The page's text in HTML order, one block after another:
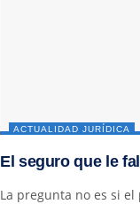
ACTUALIDAD JURÍDICA
El seguro que le
La pregunta no es si